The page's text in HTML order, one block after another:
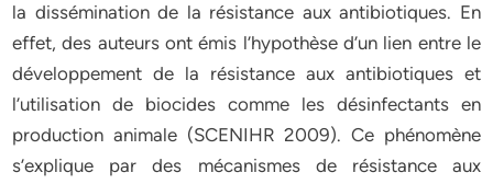
la dissémination de la résistance aux antibiotiques. En
effet, des auteurs ont émis l’hypothèse d’un lien entre le
développement de la résistance aux antibiotiques et
l’utilisation de biocides comme les désinfectants en
production animale (SCENIHR 2009). Ce phénomène
s’explique par des mécanismes de résistance aux